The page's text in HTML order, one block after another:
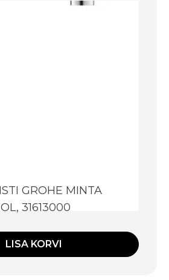
GROHE MINTA
31613000
LISA KORVI